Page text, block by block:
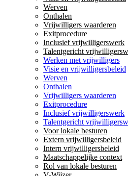
Werven
Onthalen
Vrijwilligers waarderen
Exitprocedure
Inclusief vrijwilligerswerk
Talentgericht
Werken met vrijwilligers
Visie en vrijwilligersbeleid
Werven
Onthalen
Vrijwilligers waarderen
Exitprocedure
Inclusief vrijwilligerswerk
Talentgericht
Voor lokale besturen
Extern vrijwilligersbeleid
Intern vrijwilligersbeleid
Maatschappelijke context
Rol van lokale besturen